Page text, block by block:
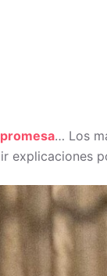
… Los
explicaciones